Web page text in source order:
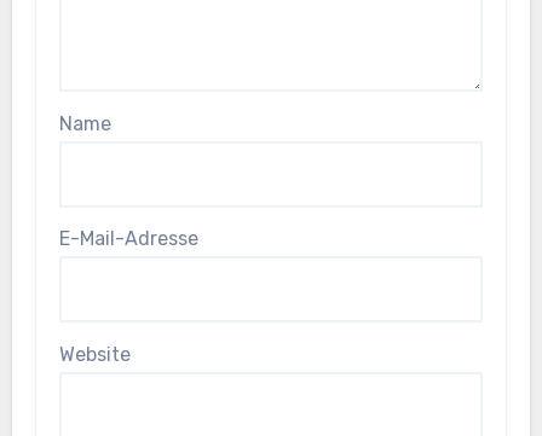
Name
E-Mail-Adresse
Website